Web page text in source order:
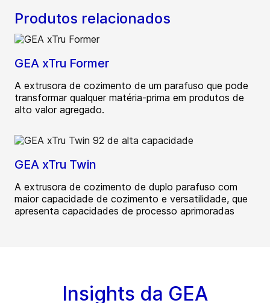
Produtos relacionados
GEA xTru Former
A extrusora de cozimento de um parafuso que pode
transformar qualquer matéria-prima em produtos de
alto valor agregado.
GEA xTru Twin
A extrusora de cozimento de duplo parafuso com
maior capacidade de cozimento e versatilidade, que
apresenta capacidades de processo aprimoradas
Insights da GEA